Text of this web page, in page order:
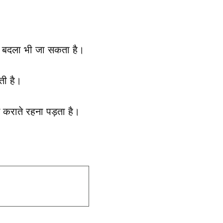
भी जा सकता है।
है।
रहना पड़ता है।